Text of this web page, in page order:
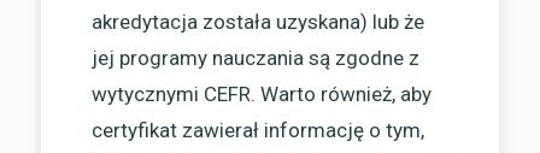
akredytacja została uzyskana) lub że
jej programy nauczania są zgodne z
wytycznymi CEFR. Warto również, aby
certyfikat zawierał informację o tym,